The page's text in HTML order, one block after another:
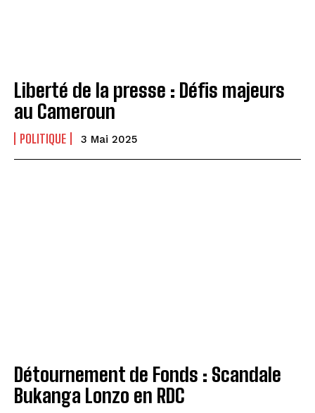
Liberté de la presse : Défis majeurs
au Cameroun
POLITIQUE 3 Mai 2025
Détournement de Fonds : Scandale
Bukanga Lonzo en RDC